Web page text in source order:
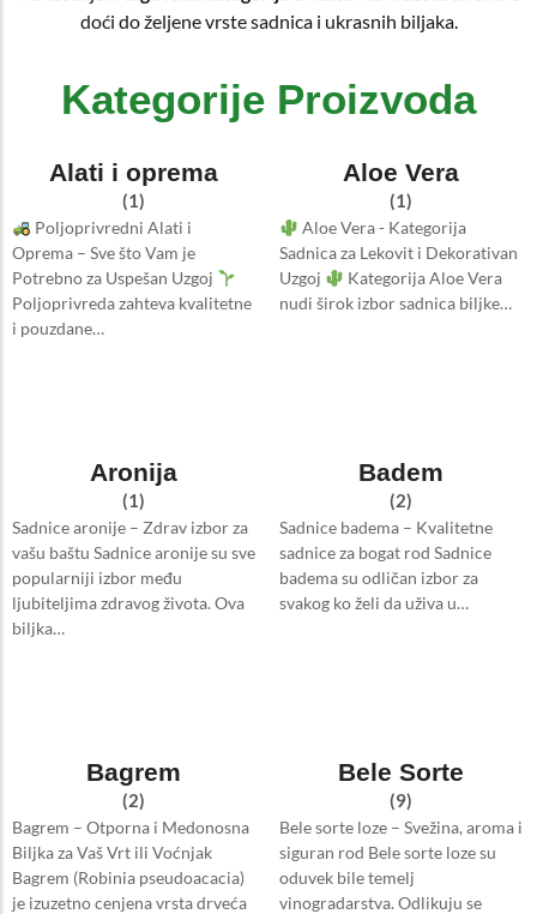
doći do željene vrste sadnica i ukrasnih biljaka.
Kategorije Proizvoda
Alati i oprema
(1)
Poljoprivredni Alati i
Oprema – Sve što Vam je
Potrebno za Uspešan Uzgoj
Poljoprivreda zahteva kvalitetne
i pouzdane…
Aloe Vera
(1)
Aloe Vera - Kategorija
Sadnica za Lekovit i Dekorativan
Uzgoj
Kategorija Aloe Vera
nudi širok izbor sadnica biljke…
Aronija
(1)
Sadnice aronije – Zdrav izbor za
vašu baštu Sadnice aronije su sve
popularniji izbor među
ljubiteljima zdravog života. Ova
biljka…
Badem
(2)
Sadnice badema – Kvalitetne
sadnice za bogat rod Sadnice
badema su odličan izbor za
svakog ko želi da uživa u…
Bagrem
(2)
Bagrem – Otporna i Medonosna
Biljka za Vaš Vrt ili Voćnjak
Bagrem (Robinia pseudoacacia)
je izuzetno cenjena vrsta drveća
Bele Sorte
(9)
Bele sorte loze – Svežina, aroma i
siguran rod Bele sorte loze su
oduvek bile temelj
vinogradarstva. Odlikuju se